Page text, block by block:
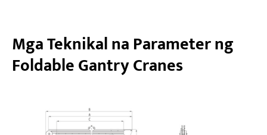
Mga Teknikal na Parameter ng
Foldable Gantry Cranes